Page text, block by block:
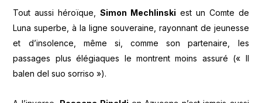
Tout aussi héroïque,Simon Mechlinski est un Comte de
Luna superbe, à la ligne souveraine, rayonnant de jeunesse
et d’insolence, même si, comme son partenaire, les
passages plus élégiaques le montrent moins assuré (« Il
balen del suo sorriso »).